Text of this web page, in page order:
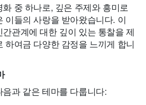
중 하나로, 깊은 주제와 흥미로
이들의 사랑을 받아왔습니다. 이
관계에 대한 깊이 있는 통찰을 제
하여금 다양한 감정을 느끼게 합니
과 같은 테마를 다룹니다: